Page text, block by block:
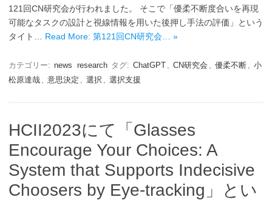
121回CN研究会が行われました。 そこで「優柔不断度合いを再現
可能なタスクの設計と視線情報を用いた後押し手法の評価」という
タイト… Read More: 第121回CN研究会… »
カテゴリー: news research タグ: ChatGPT , CN研究会 , 優柔不断 , 小
松原達哉 , 意思決定 , 選択 , 選択支援
HCII2023にて「Glasses
Encourage Your Choices: A
System that Supports Indecisive
Choosers by Eye-tracking」とい